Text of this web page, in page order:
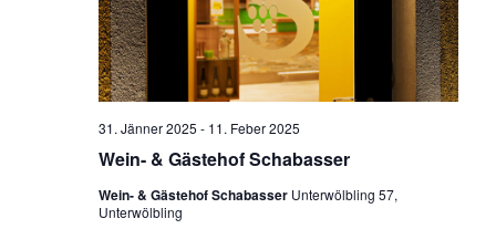
Wein- & Gästehof Schabasser
31. Jänner 2025 - 11. Feber 2025
Wein- & Gästehof Schabasser Unterwölbling 57,
Unterwölbling